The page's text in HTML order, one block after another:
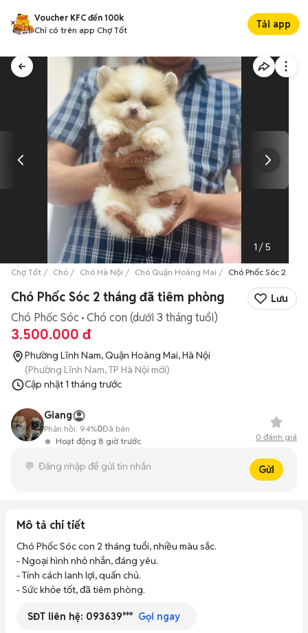
Voucher KFC đến 100k
Chỉ có trên app Chợ Tốt
Tải app
1 /5
Chợ Tốt Chó Chó Hà Nội Chó Quận Hoàng Mai Chó Phốc Sóc 2
Chó Phốc Sóc 2 tháng đã tiêm phòng Lưu
Chó Phốc Sóc Chó con (dưới 3 tháng tuổi)
3.500.000 đ
Phường Lĩnh Nam, Quận Hoàng Mai, Hà Nội
(Phường Lĩnh Nam, TP Hà Nội mới)
Cập nhật1 tháng trước
Giang
Hoạt động 8 giờ trước
Phản hồi: 94%0Đã bán
0 đánh giá
Gửi
Mô tả chi tiết
Chó Phốc Sóc con 2 tháng tuổi, nhiều màu sắc.
- Ngoại hình nhỏ nhắn, đáng yêu.
- Tính cách lanh lợi, quấn chủ.
- Sức khỏe tốt, đã tiêm phòng.
SĐT liên hệ: 093639*** Gọi ngay